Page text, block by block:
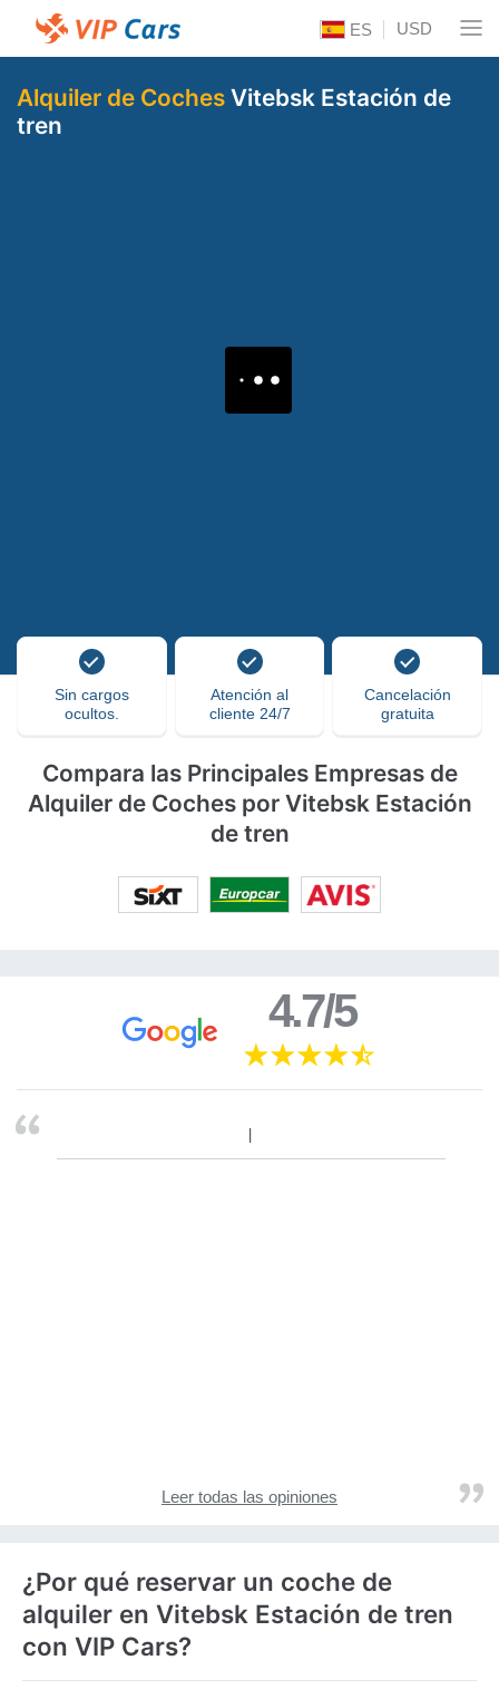
ES USD
Alquiler de Coches Vitebsk Estación de
tren
Sin cargos
ocultos.
Atención al
cliente 24/7
Cancelación
gratuita
Compara las Principales Empresas de
Alquiler de Coches por Vitebsk Estación
de tren
4.7/5
Leer todas las opiniones
¿Por qué reservar un coche de
alquiler en Vitebsk Estación de tren
con VIP Cars?